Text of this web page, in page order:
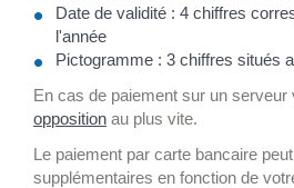
Date de validité : 4 chiffres
l'année
Pictogramme : 3 chiffres situés
En cas de paiement sur un serveur
opposition au plus vite.
Le paiement par carte bancaire
supplémentaires en fonction de